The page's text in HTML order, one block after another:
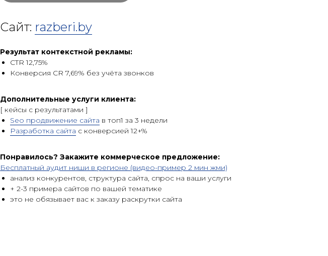
Сайт: razberi.by
Результат контекстной рекламы:
CTR 12,75%
Конверсия CR 7,69% без учёта звонков
Дополнительные услуги клиента:
[ кейсы c результатами ]
Seo продвижение сайта в топ1 за 3 недели
Разработка сайта с конверсией 12+%
Понравилось? Закажите коммерческое предложение:
Бесплатный аудит ниши в регионе (видео-пример 2 мин жми)
анализ конкурентов, структура сайта, спрос на ваши услуги
+ 2-3 примера сайтов по вашей тематике
это не обязывает вас к заказу раскрутки сайта